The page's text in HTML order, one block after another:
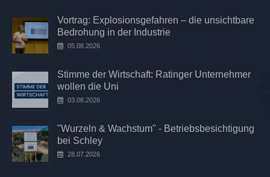
Vortrag: Explosionsgefahren – die unsichtbare
Bedrohung in der Industrie
05.08.2026
Stimme der Wirtschaft: Ratinger Unternehmer
wollen die Uni
03.08.2026
"Wurzeln & Wachstum" - Betriebsbesichtigung
bei Schley
28.07.2026